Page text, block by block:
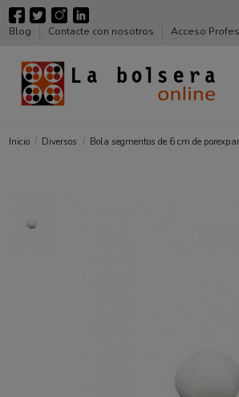
Blog Contacte con nosotros Acceso
Inicio Diversos Bola segmentos de 6 cm de